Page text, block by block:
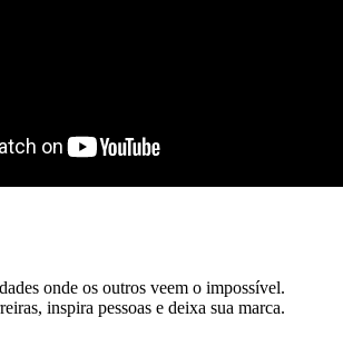
onde os outros veem o impossível.
inspira pessoas e deixa sua marca.